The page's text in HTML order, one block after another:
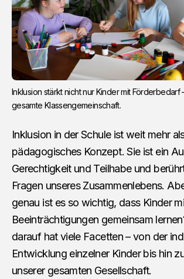
Inklusion stärkt nicht nur Kinder mit Förderbedarf
gesamte Klassengemeinschaft.
Inklusion in der Schule ist weit mehr
pädagogisches Konzept. Sie ist ein
Gerechtigkeit und Teilhabe und
Fragen unseres Zusammenlebens.
genau ist es so wichtig, dass Kinder
Beeinträchtigungen gemeinsam
darauf hat viele Facetten – von der
Entwicklung einzelner Kinder bis hin
unserer gesamten Gesellschaft.